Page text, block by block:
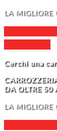
LA MIGLIORE
Cerchi una
DA OLTRE 50
LA MIGLIORE